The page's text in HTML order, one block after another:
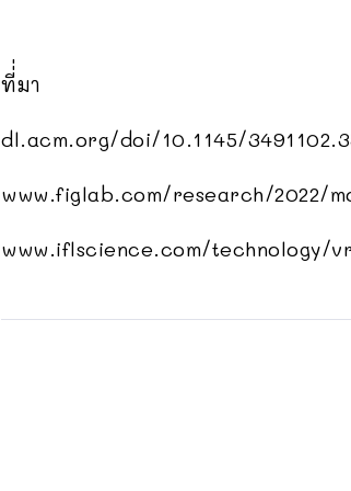
ที่่มา
dl.acm.org/doi/10.1145/
www.figlab.com/research/2022/
www.iflscience.com/technology/